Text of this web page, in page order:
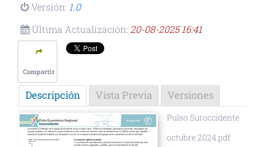
Versión: 1.0
Última Actualización: 20-08-2025 16:41
Compartir
Descripción Vista Previa Versiones
Pulso Suroccidente
octubre 2024.pdf